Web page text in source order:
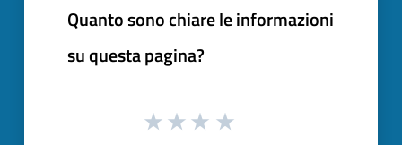
Quanto sono chiare le informazioni
su questa pagina?